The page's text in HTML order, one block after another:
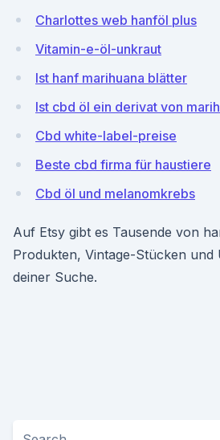
Charlottes web hanföl plus
Vitamin-e-öl-unkraut
Ist hanf marihuana blätter
Ist cbd öl ein derivat von
Cbd white-label-preise
Beste cbd firma für haustiere
Cbd öl und melanomkrebs
Auf Etsy gibt es Tausende von
Produkten, Vintage-Stücken und
deiner Suche.